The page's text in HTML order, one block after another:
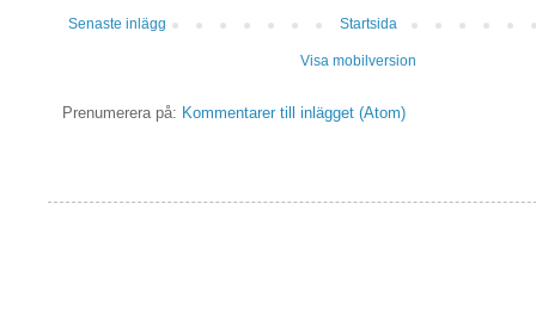
Senaste inlägg Startsida
Visa mobilversion
Prenumerera på: Kommentarer till inlägget (Atom)